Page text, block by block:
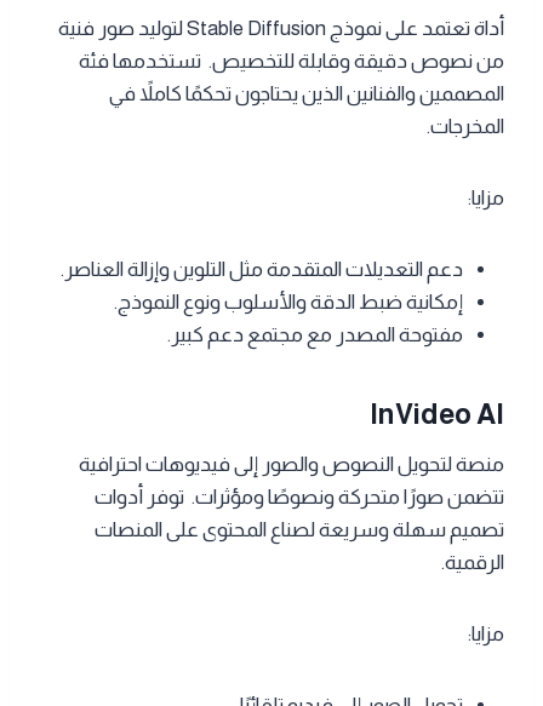
أداة تعتمد على نموذج Stable Diffusion لتوليد صور فنية
من نصوص دقيقة وقابلة للتخصيص. تستخدمها فئة
المصممين والفنانين الذين يحتاجون تحكمًا كاملاً في
المخرجات.
مزايا:
دعم التعديلات المتقدمة مثل التلوين وإزالة العناصر.
إمكانية ضبط الدقة والأسلوب ونوع النموذج.
مفتوحة المصدر مع مجتمع دعم كبير.
InVideo AI
منصة لتحويل النصوص والصور إلى فيديوهات احترافية
تتضمن صورًا متحركة ونصوصًا ومؤثرات. توفر أدوات
تصميم سهلة وسريعة لصناع المحتوى على المنصات
الرقمية.
مزايا: